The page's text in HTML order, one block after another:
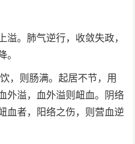
。肺气逆行，收敛失政，
，则肠满。起居不节，用
外溢，血外溢则衄血。阴络
血者，阳络之伤，则营血逆